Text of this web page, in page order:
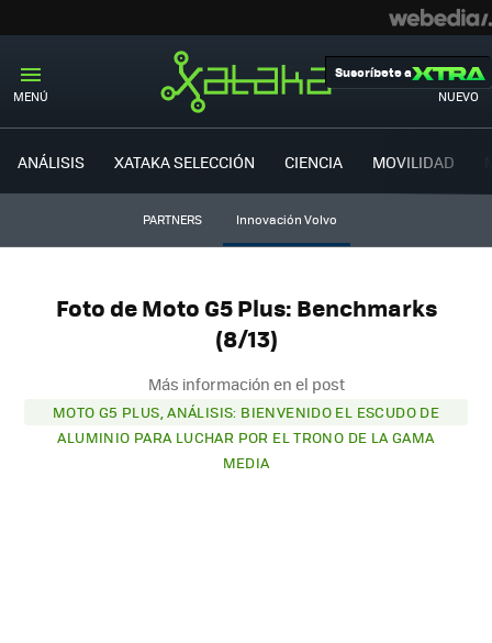
MENÚ NUEVO
Suscríbete a
ANÁLISIS XATAKA SELECCIÓN CIENCIA MOVILIDAD
PARTNERS Innovación Volvo
Foto de Moto G5 Plus: Benchmarks
(8/13)
Más información en el post
MOTO G5 PLUS, ANÁLISIS: BIENVENIDO EL ESCUDO DE
ALUMINIO PARA LUCHAR POR EL TRONO DE LA GAMA
MEDIA